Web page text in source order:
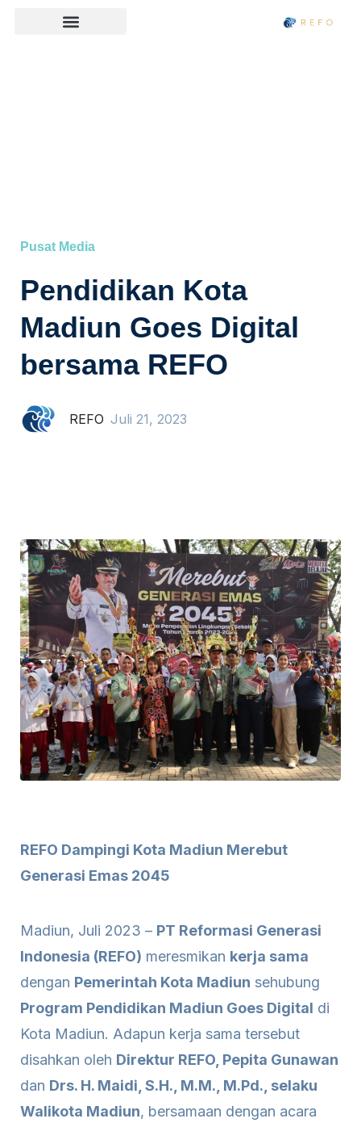
Pusat Media
Pendidikan Kota
Madiun Goes Digital
bersama REFO
REFO Juli 21, 2023
REFO Dampingi Kota Madiun Merebut
Generasi Emas 2045
Madiun, Juli 2023 – PT Reformasi Generasi
Indonesia (REFO) meresmikan kerja sama
dengan Pemerintah Kota Madiun sehubung
Program Pendidikan Madiun Goes Digital di
Kota Madiun. Adapun kerja sama tersebut
disahkan oleh Direktur REFO, Pepita Gunawan
dan Drs. H. Maidi, S.H., M.M., M.Pd., selaku
Walikota Madiun, bersamaan dengan acara